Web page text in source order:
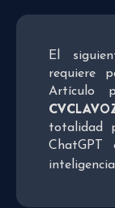
El
requiere
Artículo
totalidad